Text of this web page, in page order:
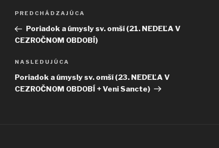
Navigácia
článku
Predchádzajúci
článok
PREDCHÁDZAJÚCA
Poriadok a úmysly sv. omší (21. NEDEĽA V
CEZROČNOM OBDOBÍ)
Ďalší
článok
NASLEDUJÚCA
Poriadok a úmysly sv. omší (23. NEDEĽA V
CEZROČNOM OBDOBÍ + Veni Sancte)